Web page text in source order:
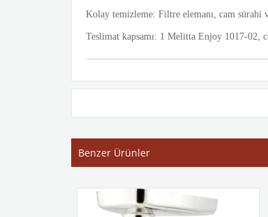
Kolay temizleme: Filtre elemanı, cam sürahi
Teslimat kapsamı: 1 Melitta Enjoy 1017-02,
Benzer Ürünler